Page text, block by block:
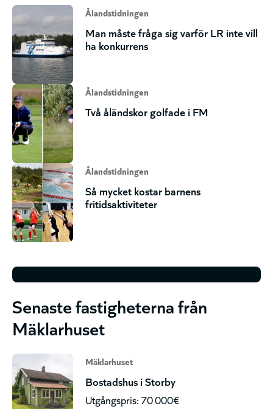
Ålandstidningen
Man måste fråga sig varför LR inte vill
ha konkurrens
Ålandstidningen
Två åländskor golfade i FM
Ålandstidningen
Så mycket kostar barnens
fritidsaktiviteter
Senaste fastigheterna från
Mäklarhuset
Mäklarhuset
Bostadshus i Storby
Utgångspris: 70 000€